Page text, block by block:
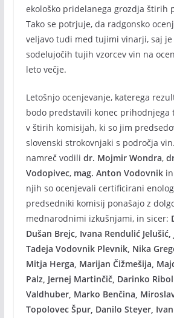
ekološko pridelanega grozdja štirih
Tako se potrjuje, da radgonsko
veljavo tudi med tujimi vinarji, saj je
sodelujočih tujih vzorcev vin na
leto večje.
Letošnjo ocenjevanje, katerega
bodo predstavili konec prihodnjega
v štirih komisijah, ki so jim
slovenski strokovnjaki s področja
namreč vodili dr. Mojmir Wondra,
Vodopivec, mag. Anton Vodovnikin
njih so ocenjevali certificirani
predsedniki komisij ponašajo z
mednarodnimi izkušnjami, in sicer:
Dušan Brejc, Ivana Rendulić Jelušić,
Tadeja Vodovnik Plevnik, Nika
Mitja Herga, Marijan Čižmešija,
Palz, Jernej Martinčič, Darinko
Valdhuber, Marko Benčina,
Topolovec Špur, Danilo Steyer,